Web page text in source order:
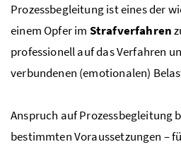
Prozessbegleitung ist eines der
einem Opfer im Strafverfahren
professionell auf das Verfahren
verbundenen (emotionalen)
Anspruch auf Prozessbegleitung
bestimmten Voraussetzungen –